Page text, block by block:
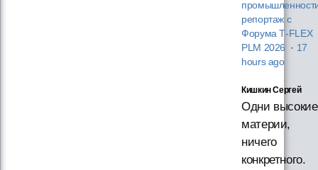
репортаж с
Форума T‑FLEX
PLM 2026 · 17
hours ago
Кишкин Сергей
Одни высокие
материи,
ничего
конкретного.